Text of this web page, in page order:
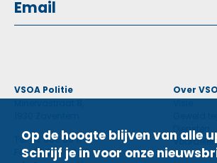
VSOA Politie
Tel: 02 660 59 11
Fax: 02 660 50 97
Over
Diensten
Voordelen
Op de hoogte blijven van alle
Schrijf je in voor onze